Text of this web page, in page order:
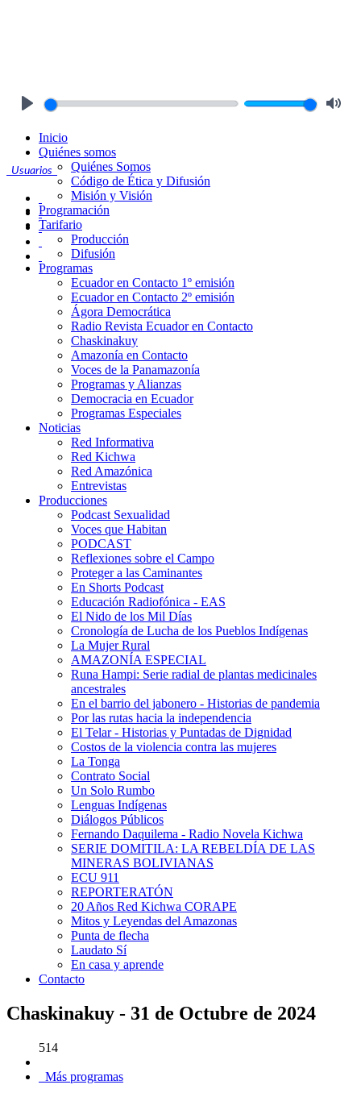
Usuarios
Inicio
Quiénes somos
Quiénes Somos
Código de Ética y Difusión
Misión y Visión
Programación
Tarifario
Producción
Difusión
Programas
Ecuador en Contacto 1º emisión
Ecuador en Contacto 2º emisión
Ágora Democrática
Radio Revista Ecuador en Contacto
Chaskinakuy
Amazonía en Contacto
Voces de la Panamazonía
Programas y Alianzas
Democracia en Ecuador
Programas Especiales
Noticias
Red Informativa
Red Kichwa
Red Amazónica
Entrevistas
Producciones
Podcast Sexualidad
Voces que Habitan
PODCAST
Reflexiones sobre el Campo
Proteger a las Caminantes
En Shorts Podcast
Educación Radiofónica - EAS
El Nido de los Mil Días
Cronología de Lucha de los Pueblos Indígenas
La Mujer Rural
AMAZONÍA ESPECIAL
Runa Hampi: Serie radial de plantas medicinales
ancestrales
En el barrio del jabonero - Historias de pandemia
Por las rutas hacia la independencia
El Telar - Historias y Puntadas de Dignidad
Costos de la violencia contra las mujeres
La Tonga
Contrato Social
Un Solo Rumbo
Lenguas Indígenas
Diálogos Públicos
Fernando Daquilema - Radio Novela Kichwa
SERIE DOMITILA: LA REBELDÍA DE LAS
MINERAS BOLIVIANAS
ECU 911
REPORTERATÓN
20 Años Red Kichwa CORAPE
Mitos y Leyendas del Amazonas
Punta de flecha
Laudato Sí
En casa y aprende
Contacto
Chaskinakuy - 31 de Octubre de 2024
514
Más programas